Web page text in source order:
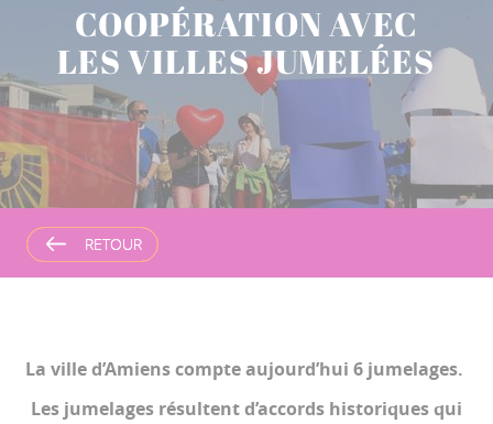
COOPÉRATION AVEC
LES VILLES JUMELÉES
RETOUR
RETOUR
La ville d’Amiens compte aujourd’hui 6 jumelages.
Les jumelages résultent d’accords historiques qui